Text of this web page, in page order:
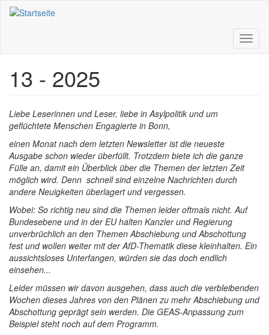
Direkt
zum
13 - 2025
Liebe Leserinnen und Leser, liebe in Asylpolitik und um
geflüchtete Menschen Engagierte in Bonn,
einen Monat nach dem letzten Newsletter ist die neueste
Ausgabe schon wieder überfüllt. Trotzdem biete ich die ganze
Fülle an, damit ein Überblick über die Themen der letzten Zeit
möglich wird. Denn schnell sind einzelne Nachrichten durch
andere Neuigkeiten überlagert und vergessen.
Wobei: So richtig neu sind die Themen leider oftmals nicht. Auf
Bundesebene und in der EU halten Kanzler und Regierung
unverbrüchlich an den Themen Abschiebung und Abschottung
fest und wollen weiter mit der AfD-Thematik diese kleinhalten. Ein
aussichtsloses Unterfangen, würden sie das doch endlich
einsehen...
Leider müssen wir davon ausgehen, dass auch die verbleibenden
Wochen dieses Jahres von den Plänen zu mehr Abschiebung und
Abschottung geprägt sein werden. Die GEAS-Anpassung zum
Beispiel steht noch auf dem Programm.